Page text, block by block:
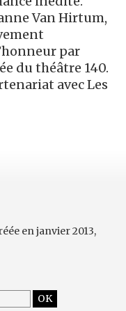
Van Hirtum,
par
du théâtre 140.
avec Les
en janvier 2013,